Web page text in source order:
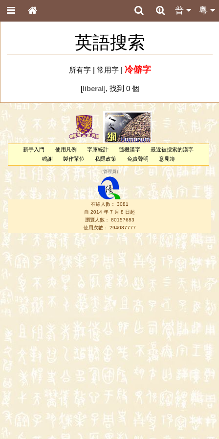
粵
普
英語搜索
所有字| 常用字| 冷僻字
[liberal], 找到 0 個
新手入門 使用凡例 字庫統計 隨機漢字
最近被搜索的漢字
鳴謝
製作單位 私隱政策 免責聲明 意見簿
（管理員 ）
在線人數： 3081
自 2014 年 7 月 8 日起
瀏覽人數： 80157683
使用次數： 294087777